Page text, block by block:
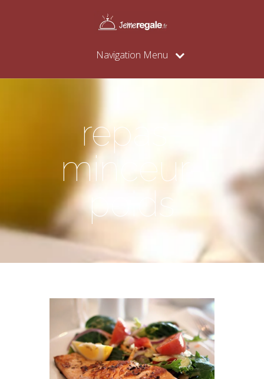
Navigation Menu
repas-
minceur-
poids